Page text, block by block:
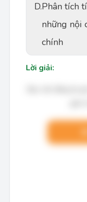
D.Phân tích
những nội
chính
Lời giải: